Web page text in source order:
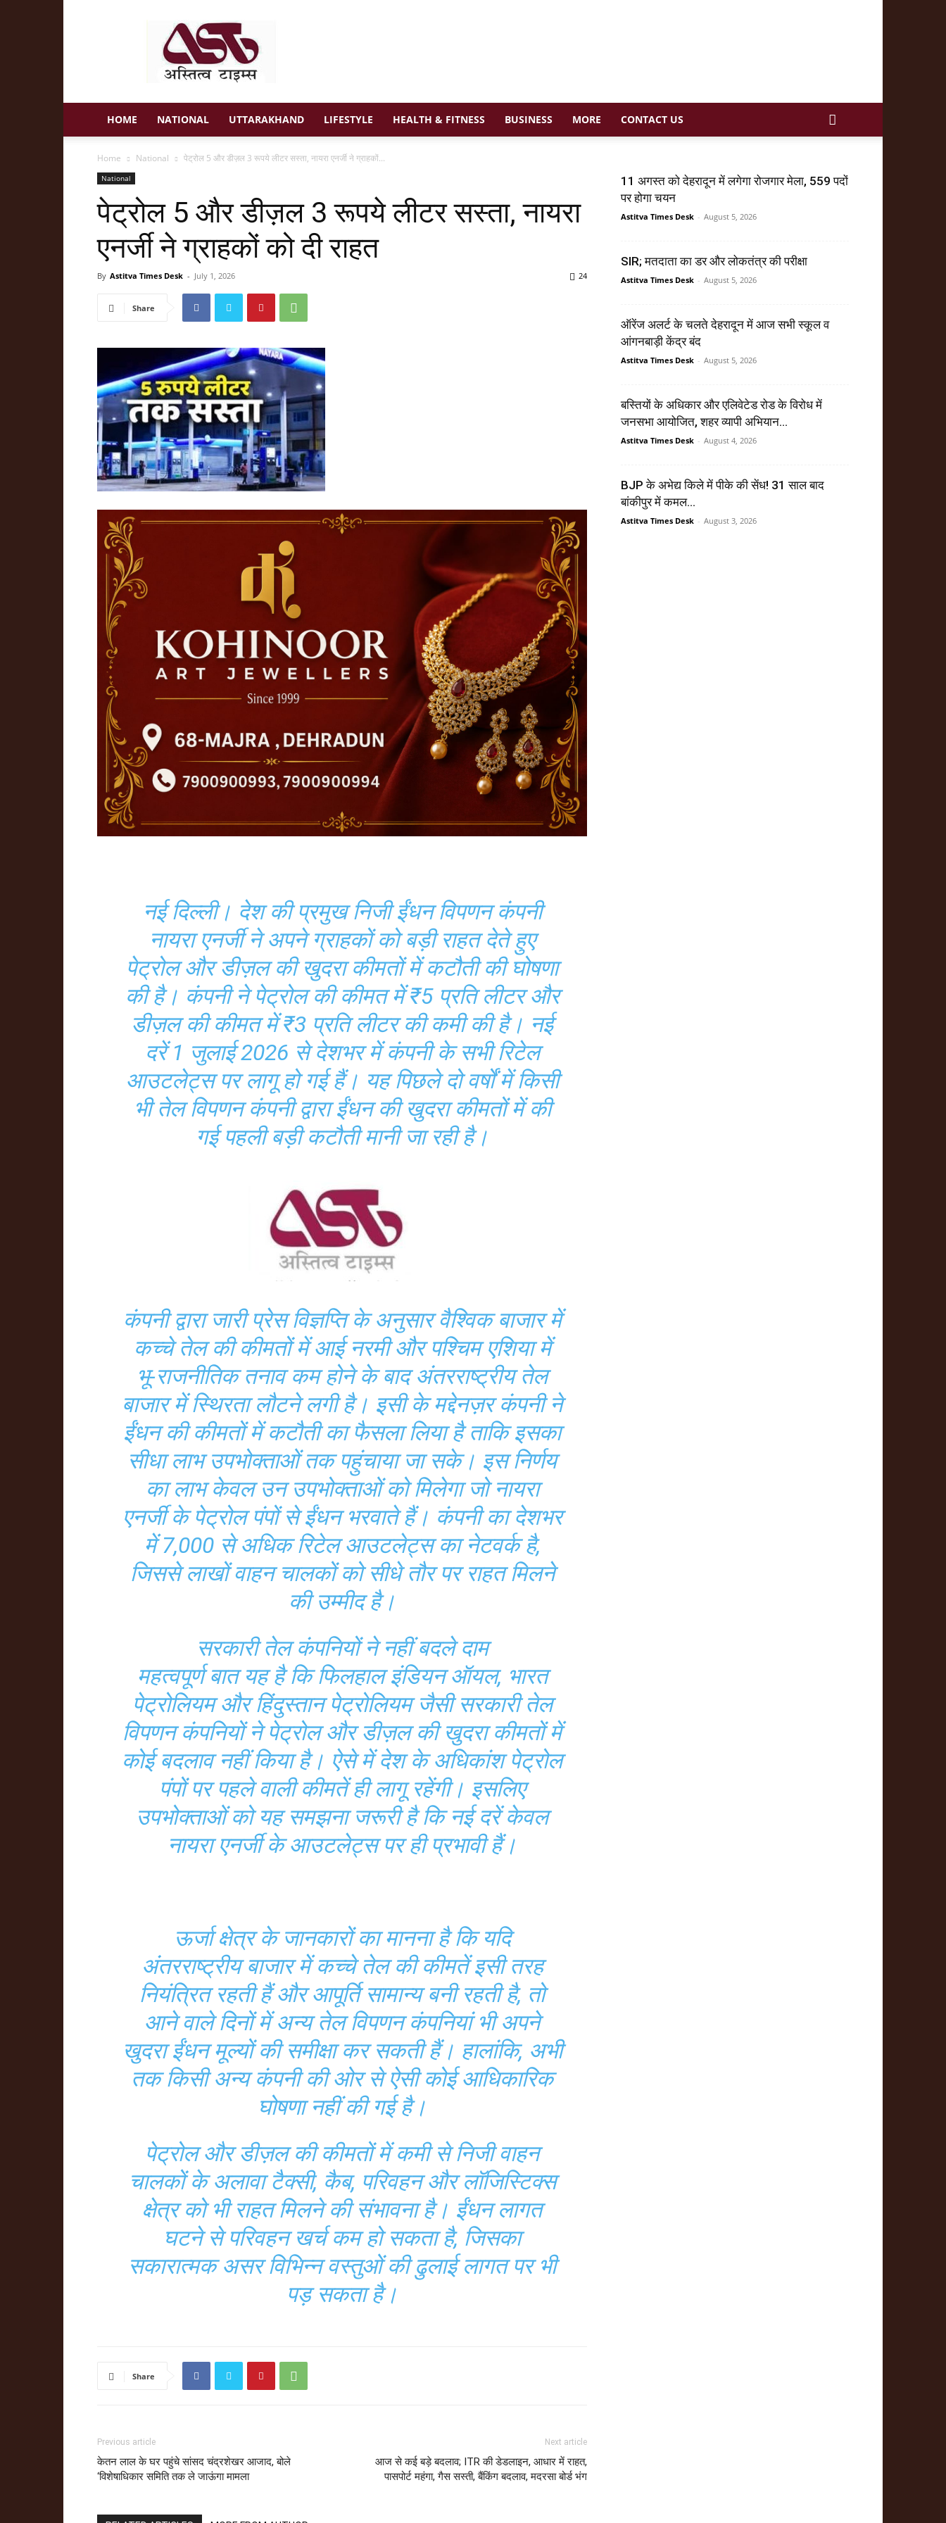
Astitva
Times
HOME NATIONAL UTTARAKHAND LIFESTYLE HEALTH & FITNESS BUSINESS MORE CONTACT US
Home National पेट्रोल 5 और डीज़ल 3 रूपये लीटर सस्ता, नायरा एनर्जी ने ग्राहकों...
National
पेट्रोल 5 और डीज़ल 3 रूपये लीटर सस्ता, नायरा
एनर्जी ने ग्राहकों को दी राहत
By Astitva Times Desk - July 1, 2026 24
Share
नई दिल्ली। देश की प्रमुख निजी ईंधन विपणन कंपनी
नायरा एनर्जी ने अपने ग्राहकों को बड़ी राहत देते हुए
पेट्रोल और डीज़ल की खुदरा कीमतों में कटौती की घोषणा
की है। कंपनी ने पेट्रोल की कीमत में ₹5 प्रति लीटर और
डीज़ल की कीमत में ₹3 प्रति लीटर की कमी की है। नई
दरें 1 जुलाई 2026 से देशभर में कंपनी के सभी रिटेल
आउटलेट्स पर लागू हो गई हैं। यह पिछले दो वर्षों में किसी
भी तेल विपणन कंपनी द्वारा ईंधन की खुदरा कीमतों में की
गई पहली बड़ी कटौती मानी जा रही है।
कंपनी द्वारा जारी प्रेस विज्ञप्ति के अनुसार वैश्विक बाजार में
कच्चे तेल की कीमतों में आई नरमी और पश्चिम एशिया में
भू-राजनीतिक तनाव कम होने के बाद अंतरराष्ट्रीय तेल
बाजार में स्थिरता लौटने लगी है। इसी के मद्देनज़र कंपनी ने
ईंधन की कीमतों में कटौती का फैसला लिया है ताकि इसका
सीधा लाभ उपभोक्ताओं तक पहुंचाया जा सके। इस निर्णय
का लाभ केवल उन उपभोक्ताओं को मिलेगा जो नायरा
एनर्जी के पेट्रोल पंपों से ईंधन भरवाते हैं। कंपनी का देशभर
में 7,000 से अधिक रिटेल आउटलेट्स का नेटवर्क है,
जिससे लाखों वाहन चालकों को सीधे तौर पर राहत मिलने
की उम्मीद है।
सरकारी तेल कंपनियों ने नहीं बदले दाम
महत्वपूर्ण बात यह है कि फिलहाल इंडियन ऑयल, भारत
पेट्रोलियम और हिंदुस्तान पेट्रोलियम जैसी सरकारी तेल
विपणन कंपनियों ने पेट्रोल और डीज़ल की खुदरा कीमतों में
कोई बदलाव नहीं किया है। ऐसे में देश के अधिकांश पेट्रोल
पंपों पर पहले वाली कीमतें ही लागू रहेंगी। इसलिए
उपभोक्ताओं को यह समझना जरूरी है कि नई दरें केवल
नायरा एनर्जी के आउटलेट्स पर ही प्रभावी हैं।
ऊर्जा क्षेत्र के जानकारों का मानना है कि यदि
अंतरराष्ट्रीय बाजार में कच्चे तेल की कीमतें इसी तरह
नियंत्रित रहती हैं और आपूर्ति सामान्य बनी रहती है, तो
आने वाले दिनों में अन्य तेल विपणन कंपनियां भी अपने
खुदरा ईंधन मूल्यों की समीक्षा कर सकती हैं। हालांकि, अभी
तक किसी अन्य कंपनी की ओर से ऐसी कोई आधिकारिक
घोषणा नहीं की गई है।
पेट्रोल और डीज़ल की कीमतों में कमी से निजी वाहन
चालकों के अलावा टैक्सी, कैब, परिवहन और लॉजिस्टिक्स
क्षेत्र को भी राहत मिलने की संभावना है। ईंधन लागत
घटने से परिवहन खर्च कम हो सकता है, जिसका
सकारात्मक असर विभिन्न वस्तुओं की ढुलाई लागत पर भी
पड़ सकता है।
Share
Previous article
केतन लाल के घर पहुंचे सांसद चंद्रशेखर आजाद, बोले
‘विशेषाधिकार समिति तक ले जाऊंगा मामला
Next article
आज से कई बड़े बदलाव; ITR की डेडलाइन, आधार में राहत,
पासपोर्ट महंगा, गैस सस्ती, बैंकिंग बदलाव, मदरसा बोर्ड भंग
11 अगस्त को देहरादून में लगेगा रोजगार मेला, 559 पदों
पर होगा चयन
Astitva Times Desk - August 5, 2026
SIR; मतदाता का डर और लोकतंत्र की परीक्षा
Astitva Times Desk - August 5, 2026
ऑरेंज अलर्ट के चलते देहरादून में आज सभी स्कूल व
आंगनबाड़ी केंद्र बंद
Astitva Times Desk - August 5, 2026
बस्तियों के अधिकार और एलिवेटेड रोड के विरोध में
जनसभा आयोजित, शहर व्यापी अभियान...
Astitva Times Desk - August 4, 2026
BJP के अभेद्य किले में पीके की सेंध! 31 साल बाद
बांकीपुर में कमल...
Astitva Times Desk - August 3, 2026